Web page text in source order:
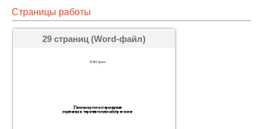
Страницы работы
29 страниц (Word-файл)